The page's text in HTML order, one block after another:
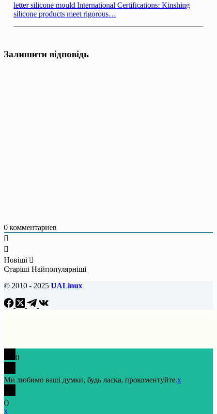
letter silicone mould International Certifications: Kinshing
silicone products meet rigorous…
Залишити відповідь
0 комментариев
Новіші
Старіші Найпопулярніші
© 2010 - 2025 UALinux
0
Ми любимо ваші думки, будь ласка, прокоментуйте.x
()
x